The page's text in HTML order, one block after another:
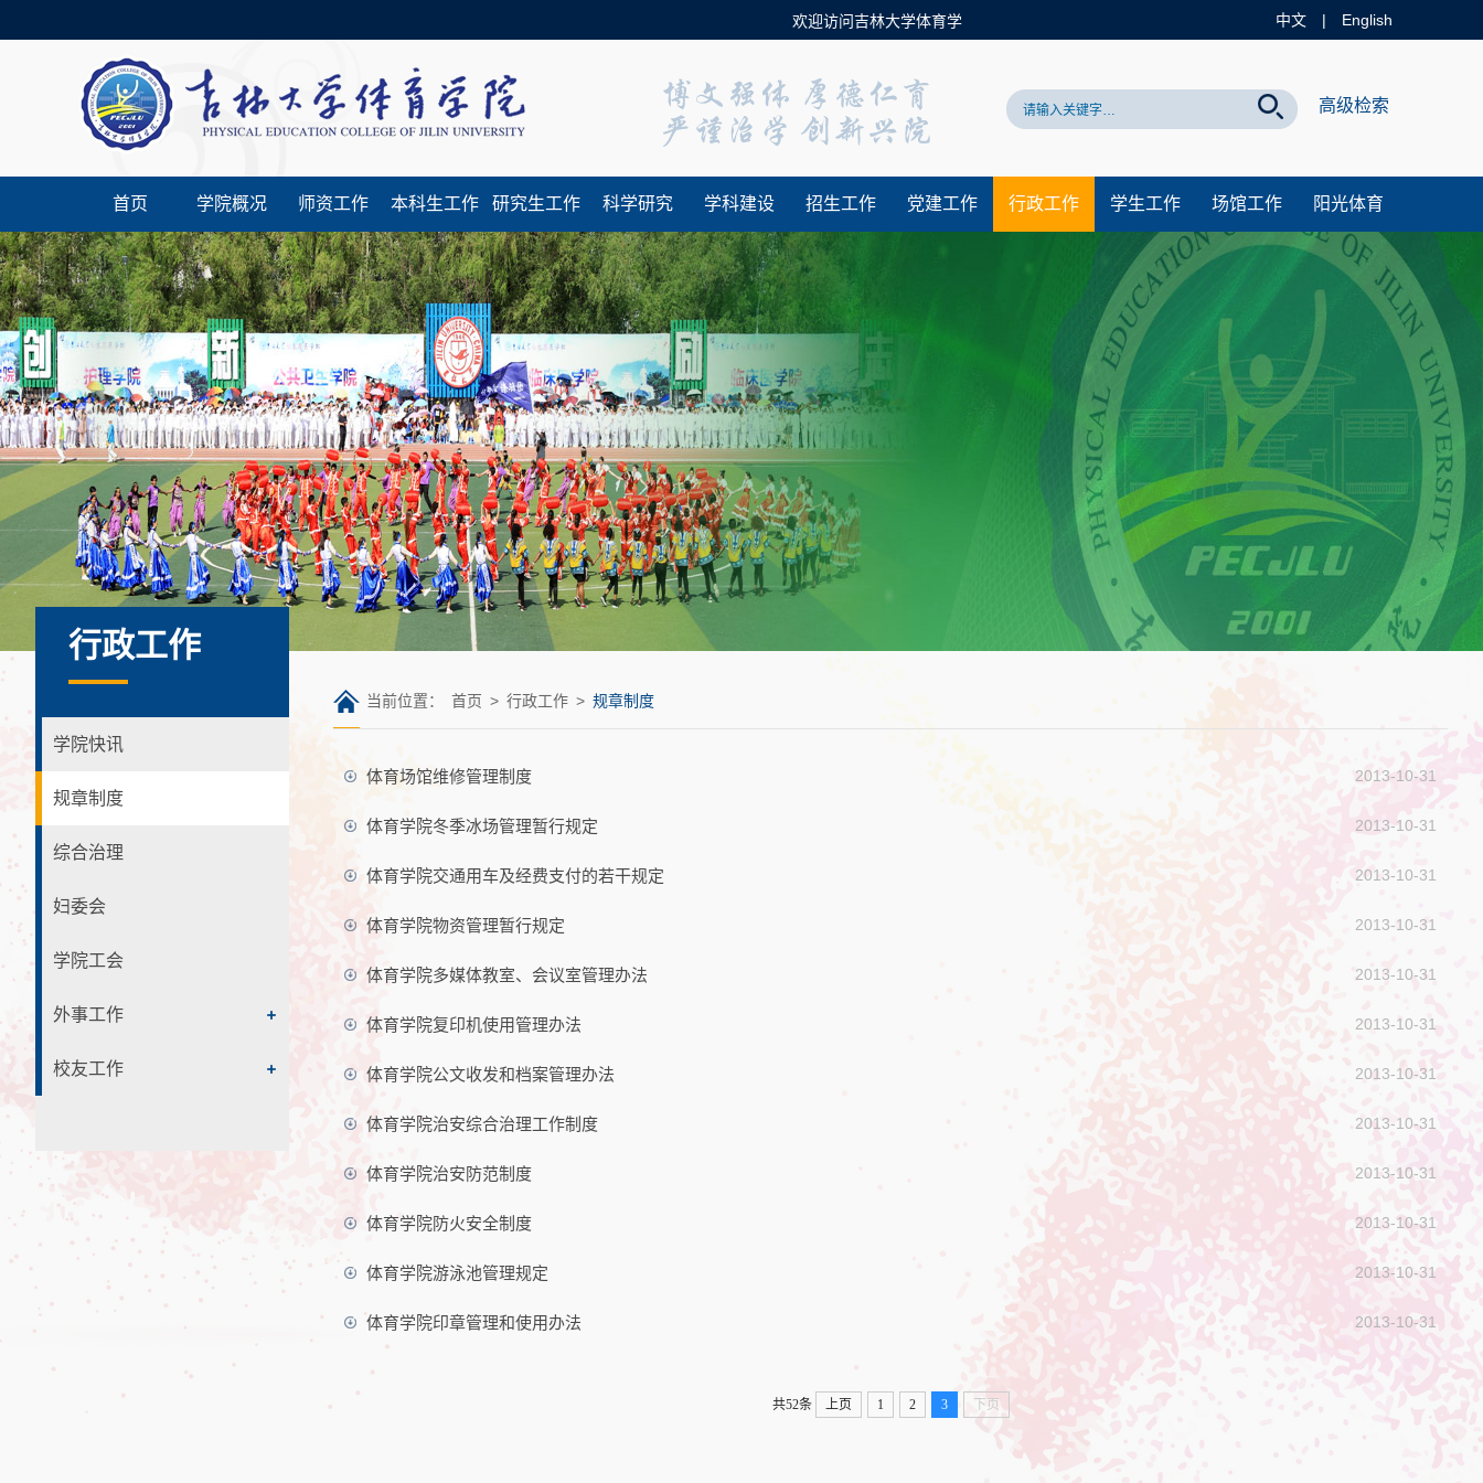
欢迎访问吉林大学体育学院官方网站！ 中文 | English
高级检索
首页 学院概况 师资工作 本科生工作 研究生工作 科学研究 学科建设 招生工作 党建工作 行政工作 学生工作 场馆工作 阳光体育
行政工作
学院快讯
规章制度
综合治理
妇委会
学院工会
外事工作
校友工作
当前位置： 首页 > 行政工作 > 规章制度
体育场馆维修管理制度 2013-10-31
体育学院冬季冰场管理暂行规定 2013-10-31
体育学院交通用车及经费支付的若干规定 2013-10-31
体育学院物资管理暂行规定 2013-10-31
体育学院多媒体教室、会议室管理办法 2013-10-31
体育学院复印机使用管理办法 2013-10-31
体育学院公文收发和档案管理办法 2013-10-31
体育学院治安综合治理工作制度 2013-10-31
体育学院治安防范制度 2013-10-31
体育学院防火安全制度 2013-10-31
体育学院游泳池管理规定 2013-10-31
体育学院印章管理和使用办法 2013-10-31
共52条 上页 1 2 3 下页